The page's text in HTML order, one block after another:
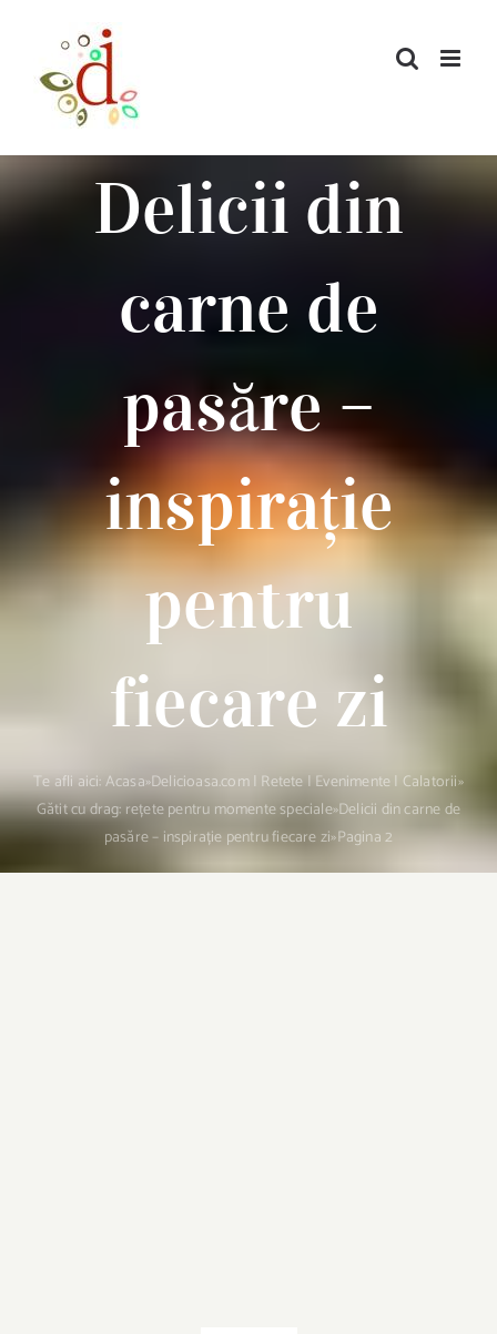
content
Delicii din
carne de
pasăre –
inspirație
pentru
fiecare zi
Te afli aici:Acasa»Delicioasa.com | Retete | Evenimente | Calatorii»
Gătit cu drag: rețete pentru momente speciale»Delicii din carne de
pasăre – inspirație pentru fiecare zi»Pagina 2